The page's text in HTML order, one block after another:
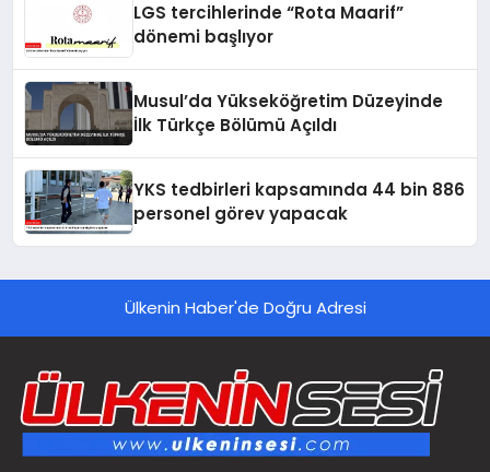
LGS tercihlerinde “Rota Maarif”
dönemi başlıyor
Musul’da Yükseköğretim Düzeyinde
İlk Türkçe Bölümü Açıldı
YKS tedbirleri kapsamında 44 bin 886
personel görev yapacak
Ülkenin Haber'de Doğru Adresi